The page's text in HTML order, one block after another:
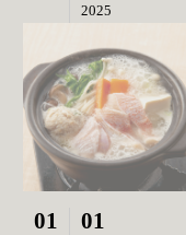
2025
01 01